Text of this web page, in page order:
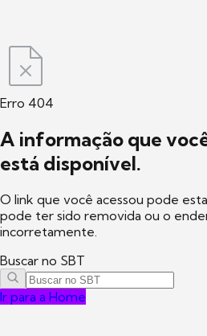
Erro 404
A informação que
está disponível.
O link que você acessou pode
pode ter sido removida ou o
incorretamente.
Buscar no SBT
Ir para a Home